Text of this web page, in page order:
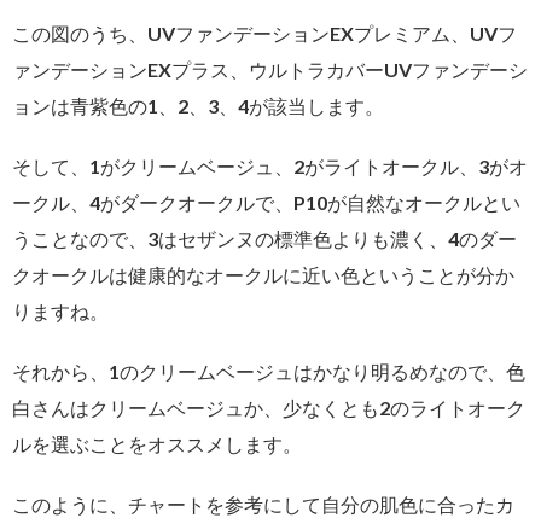
この図のうち、UVファンデーションEXプレミアム、UVフ
ァンデーションEXプラス、ウルトラカバーUVファンデーシ
ョンは青紫色の1、2、3、4が該当します。
そして、1がクリームベージュ、2がライトオークル、3がオ
ークル、4がダークオークルで、P10が自然なオークルとい
うことなので、3はセザンヌの標準色よりも濃く、4のダー
クオークルは健康的なオークルに近い色ということが分か
りますね。
それから、1のクリームベージュはかなり明るめなので、色
白さんはクリームベージュか、少なくとも2のライトオーク
ルを選ぶことをオススメします。
このように、チャートを参考にして自分の肌色に合ったカ